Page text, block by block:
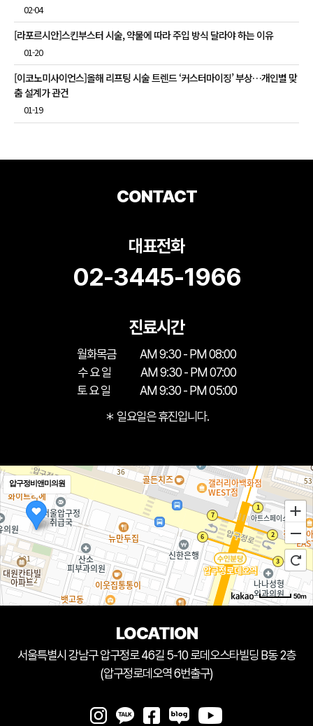
02-04
[라포르시안]스킨부스터 시술, 약물에 따라 주입 방식 달라야 하는 이유
01-20
[이코노미사이언스]올해 리프팅 시술 트렌드 ‘커스터마이징’ 부상…개인별 맞
춤 설계가 관건
01-19
CONTACT
대표전화
02-3445-1966
진료시간
월화목금
AM 9:30 - PM 08:00
수 요 일
AM 9:30 - PM 07:00
토 요 일
AM 9:30 - PM 05:00
＊ 일요일은 휴진입니다.
LOCATION
압구정비앤미의원
50m
서울특별시 강남구 압구정로 46길 5-10 로데오스타빌딩 B동 2층
(압구정로데오역 6번출구)